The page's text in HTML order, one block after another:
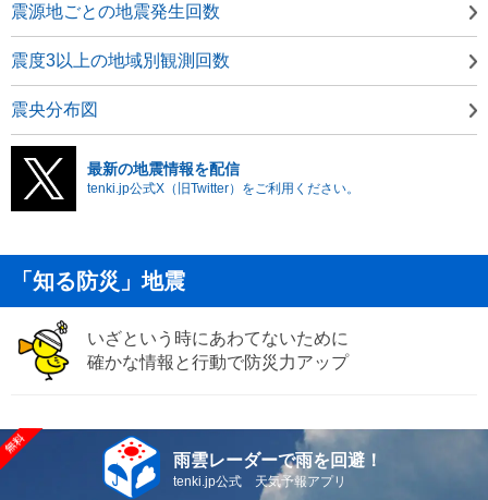
震源地ごとの地震発生回数
震度3以上の地域別観測回数
震央分布図
最新の地震情報を配信
tenki.jp公式X（旧Twitter）をご利用ください。
「知る防災」地震
いざという時にあわてないために
確かな情報と行動で防災力アップ
雨雲レーダーで雨を回避！
tenki.jp公式 天気予報アプリ